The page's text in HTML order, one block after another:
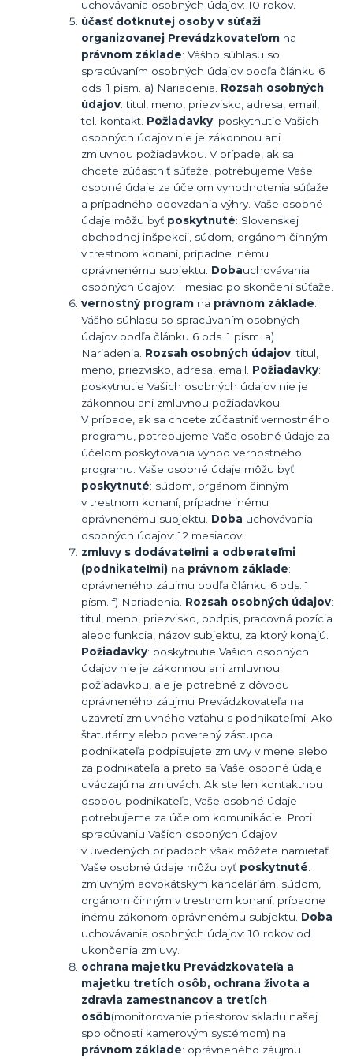
uchovávania osobných údajov: 10 rokov.
účasť dotknutej osoby v súťaži
organizovanej Prevádzkovateľomna
právnom základe: Vášho súhlasu so
spracúvaním osobných údajov podľa článku 6
ods. 1 písm. a) Nariadenia. Rozsah osobných
údajov: titul, meno, priezvisko, adresa, email,
tel. kontakt. Požiadavky: poskytnutie Vašich
osobných údajov nie je zákonnou ani
zmluvnou požiadavkou. V prípade, ak sa
chcete zúčastniť súťaže, potrebujeme Vaše
osobné údaje za účelom vyhodnotenia súťaže
a prípadného odovzdania výhry. Vaše osobné
údaje môžu byť poskytnuté: Slovenskej
obchodnej inšpekcii, súdom, orgánom činným
v trestnom konaní, prípadne inému
oprávnenému subjektu. Dobauchovávania
osobných údajov: 1 mesiac po skončení súťaže.
vernostný programna právnom základe:
Vášho súhlasu so spracúvaním osobných
údajov podľa článku 6 ods. 1 písm. a)
Nariadenia. Rozsah osobných údajov: titul,
meno, priezvisko, adresa, email. Požiadavky:
poskytnutie Vašich osobných údajov nie je
zákonnou ani zmluvnou požiadavkou.
V prípade, ak sa chcete zúčastniť vernostného
programu, potrebujeme Vaše osobné údaje za
účelom poskytovania výhod vernostného
programu. Vaše osobné údaje môžu byť
poskytnuté: súdom, orgánom činným
v trestnom konaní, prípadne inému
oprávnenému subjektu. Doba uchovávania
osobných údajov: 12 mesiacov.
zmluvy s dodávateľmi a odberateľmi
(podnikateľmi)na právnom základe:
oprávneného záujmu podľa článku 6 ods. 1
písm. f) Nariadenia. Rozsah osobných údajov:
titul, meno, priezvisko, podpis, pracovná pozícia
alebo funkcia, názov subjektu, za ktorý konajú.
Požiadavky: poskytnutie Vašich osobných
údajov nie je zákonnou ani zmluvnou
požiadavkou, ale je potrebné z dôvodu
oprávneného záujmu Prevádzkovateľa na
uzavretí zmluvného vzťahu s podnikateľmi. Ako
štatutárny alebo poverený zástupca
podnikateľa podpisujete zmluvy v mene alebo
za podnikateľa a preto sa Vaše osobné údaje
uvádzajú na zmluvách. Ak ste len kontaktnou
osobou podnikateľa, Vaše osobné údaje
potrebujeme za účelom komunikácie. Proti
spracúvaniu Vašich osobných údajov
v uvedených prípadoch však môžete namietať.
Vaše osobné údaje môžu byť poskytnuté:
zmluvným advokátskym kanceláriám, súdom,
orgánom činným v trestnom konaní, prípadne
inému zákonom oprávnenému subjektu. Doba
uchovávania osobných údajov: 10 rokov od
ukončenia zmluvy.
ochrana majetku Prevádzkovateľa a
majetku tretích osôb, ochrana života a
zdravia zamestnancov a tretích
osôb(monitorovanie priestorov skladu našej
spoločnosti kamerovým systémom) na
právnom základe: oprávneného záujmu